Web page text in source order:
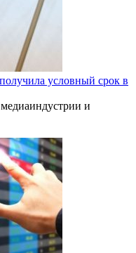
условный срок в
и